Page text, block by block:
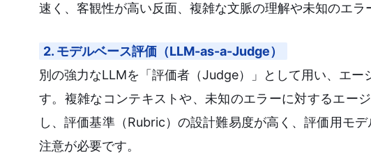
速く、客観性が高い反面、複雑な文脈の理解や未知のエラ
2. モデルベース評価（LLM-as-a-Judge）
別の強力なLLMを「評価者（Judge）」として用い、エ
す。複雑なコンテキストや、未知のエラーに対するエー
し、評価基準（Rubric）の設計難易度が高く、評価用モ
注意が必要です。